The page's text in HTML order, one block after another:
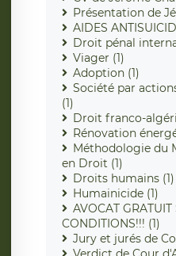
Présentation de
AIDES
Droit pénal
Viager (1)
Adoption (1)
Société par
(1)
Droit franco-
Rénovation
Méthodologie du
en Droit (1)
Droits humains (1)
Humainicide (1)
AVOCAT GRATUIT
CONDITIONS!!! (1)
Jury et jurés de